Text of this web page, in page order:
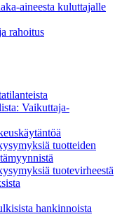
aineesta kuluttajalle
rahoitus
Vaikuttaja­
tuotteiden
tuotevirheestä
hankinnoista